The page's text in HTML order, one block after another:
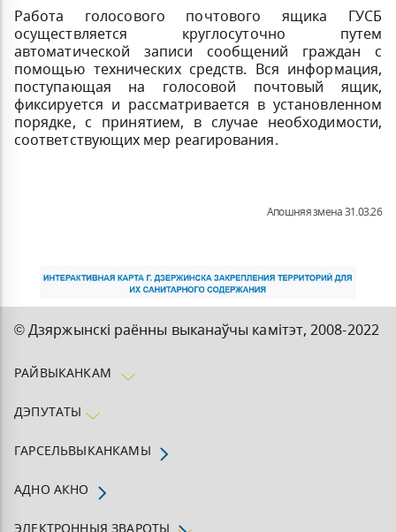
Работа голосового почтового ящика ГУСБ
осуществляется круглосуточно путем
автоматической записи сообщений граждан с
помощью технических средств. Вся информация,
поступающая на голосовой почтовый ящик,
фиксируется и рассматривается в установленном
порядке, с принятием, в случае необходимости,
соответствующих мер реагирования.
Апошняя змена 31.03.26
© Дзяржынскі раённы выканаўчы камітэт, 2008-2022
РАЙВЫКАНКАМ
ДЭПУТАТЫ
ГАРСЕЛЬВЫКАНКАМЫ
АДНО АКНО
ЭЛЕКТРОННЫЯ ЗВАРОТЫ